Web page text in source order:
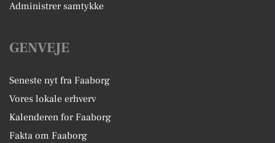
Administrer samtykke
GENVEJE
Seneste nyt fra Faaborg
Vores lokale erhverv
Kalenderen for Faaborg
Fakta om Faaborg